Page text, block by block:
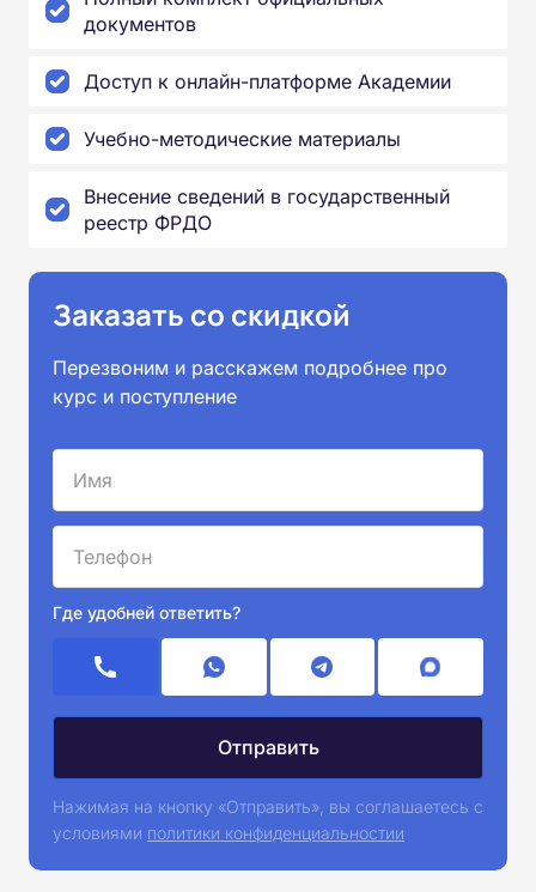
документов
Доступ к онлайн-платформе Академии
Учебно-методические материалы
Внесение сведений в государственный
реестр ФРДО
Заказать со скидкой
Перезвоним и расскажем подробнее про
курс и поступление
Где удобней ответить?
Нажимая на кнопку «Отправить», вы соглашаетесь с
условиями политики конфиденциальностии